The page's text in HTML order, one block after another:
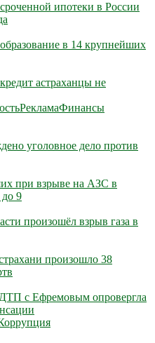
ипотеки в России
в 14 крупнейших
астраханцы не
РекламаФинансы
уголовное дело против
при взрыве на АЗС в
до 9
произошёл взрыв газа в
произошло 38
с Ефремовым опровергла